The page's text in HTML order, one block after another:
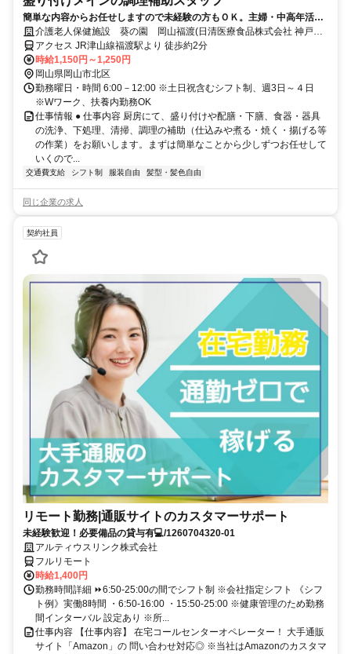
簡単な内容からお任せしますので未経験の方もＯＫ。主婦・中高年活躍
中◆履歴書不要◆
介護老人保健施設 葵の園 岡山福渡(日清医療食品株式会社 神戸支
店)
アクセス JR津山線福渡駅より 徒歩約2分
時給1,150円～1,250円
岡山県岡山市北区
勤務曜日・時間 6:00－12:00 ※土日祝含むシフト制、週3日～４日
※Wワーク、扶養内勤務OK
仕事情報 ● 仕事内容 厨房にて、盛り付けや配膳・下膳、食器・器具
の洗浄、下処理、清掃、調理の補助（仕込みや煮る・焼く・揚げる等
の作業）をお願いします。まずは簡単なことから少しずつお任せして
いくので...
交通費支給 シフト制 服装自由 髪型・髪色自由
同じ企業の求人
契約社員
リモート勤務|通販サイトのカスタマーサポート
未経験歓迎！必要備品の貸与有💻/1260704320-01
アルティウスリンク株式会社
フルリモート
時給1,400円
勤務時間詳細 ⏩6:50-25:00の間でシフト制 ※会社指定シフト 《シフ
ト例》実働8時間 ・6:50-16:00 ・15:50-25:00 ※健康管理のため勤務
間インターバル 設定あり ※所...
仕事内容 【仕事内容】 在宅コールセンターオペレーター！ 大手通販
サイト「Amazon」の 問い合わせ対応◎ ※当社はAmazonのカスタマ